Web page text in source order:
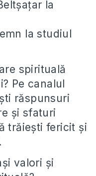
la
la studiul
spirituală
Pe canalul
răspunsuri
și sfaturi
trăiești fericit și
valori și